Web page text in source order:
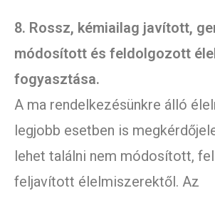
8. Rossz, kémiailag javított,
módosított és feldolgozott
fogyasztása.
A ma rendelkezésünkre álló
legjobb esetben is
lehet találni nem módosított,
feljavított élelmiszerektől. Az